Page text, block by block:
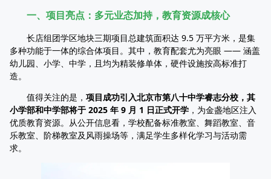
一、项目亮点：多元业态加持，教育资源成核心
长店组团学区地块三期项目总建筑面积达 9.5 万平方米，是集
多种功能于一体的综合体项目。其中，教育配套尤为亮眼 —— 涵盖
幼儿园、小学、中学，且均为精装修单体，硬件设施按高标准打
造。
值得关注的是， 项目成功引入北京市第八十中学睿志分校，其
小学部和中学部将于 2025 年 9 月 1 日正式开学 ，为金盏地区注入
优质教育资源。从公开信息看，学校配备标准教室、舞蹈教室、音
乐教室、阶梯教室及风雨操场等，满足学生多样化学习与活动需
求。